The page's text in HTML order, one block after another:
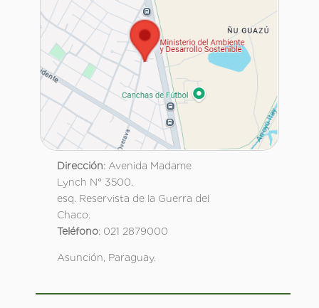
Dirección: Avenida Madame
Lynch N° 3500.
esq. Reservista de la Guerra del
Chaco.
Teléfono: 021 2879000
Asunción, Paraguay.